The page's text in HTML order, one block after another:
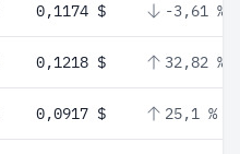
0,1174 $ -3,61 %
0,1218 $ 32,82 %
0,0917 $ 25,1 %